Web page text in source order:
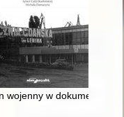
w armii
wojenny w dokumentach